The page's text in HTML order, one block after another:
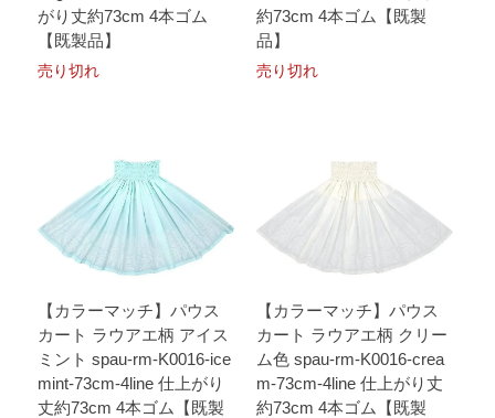
がり丈約73cm 4本ゴム
【既製品】
売り切れ
約73cm 4本ゴム【既製
品】
売り切れ
【カラーマッチ】パウス
カート ラウアエ柄 アイス
ミント spau-rm-K0016-ice
mint-73cm-4line 仕上がり
丈約73cm 4本ゴム【既製
【カラーマッチ】パウス
カート ラウアエ柄 クリー
ム色 spau-rm-K0016-crea
m-73cm-4line 仕上がり丈
約73cm 4本ゴム【既製